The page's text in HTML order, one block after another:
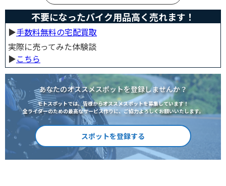
不要になったバイク用品高く売れます！
▶︎手数料無料の宅配買取
実際に売ってみた体験談
▶︎こちら
あなたのオススメスポットを登録しませんか？
モトスポットでは、皆様からオススメスポットを募集しています！
全ライダーのための最高なサービス作りに、ご協力よろしくお願いいたします。
スポットを登録する